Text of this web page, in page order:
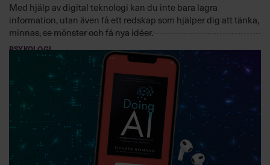
Med hjälp av digital teknologi kan du inte bara lagra
information, utan även få ett redskap som hjälper dig att tänka,
minnas, se mönster och få nya idéer.
PSYKOLOGI
2023-01-18